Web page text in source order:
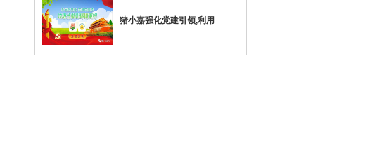
猪小嘉强化党建引领,利用